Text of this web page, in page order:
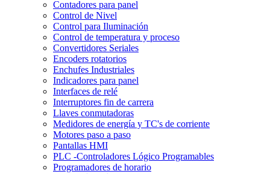
Contadores para panel
Control de Nivel
Control para Iluminación
Control de temperatura y proceso
Convertidores Seriales
Encoders rotatorios
Enchufes Industriales
Indicadores para panel
Interfaces de relé
Interruptores fin de carrera
Llaves conmutadoras
Medidores de energía y TC's de corriente
Motores paso a paso
Pantallas HMI
PLC -Controladores Lógico Programables
Programadores de horario